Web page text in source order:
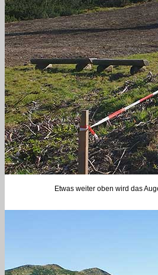
Etwas weiter oben wird das